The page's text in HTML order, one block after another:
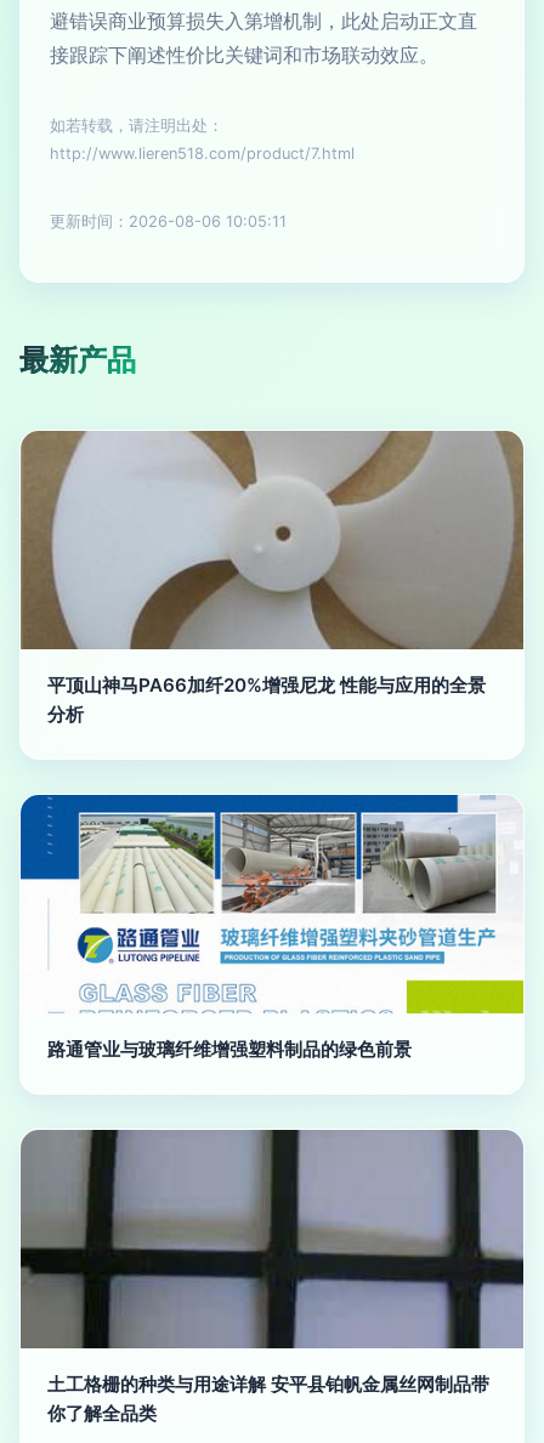
避错误商业预算损失入第增机制，此处启动正文直
接跟踪下阐述性价比关键词和市场联动效应。
如若转载，请注明出处：
http://www.lieren518.com/product/7.html
更新时间：2026-08-06 10:05:11
最新产品
平顶山神马PA66加纤20%增强尼龙 性能与应用的全景
分析
路通管业与玻璃纤维增强塑料制品的绿色前景
土工格栅的种类与用途详解 安平县铂帆金属丝网制品带
你了解全品类